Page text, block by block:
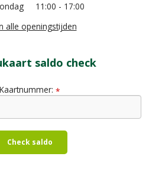
11:00 - 17:00
alle openingstijden
saldo check
Kaartnummer: *
Check saldo